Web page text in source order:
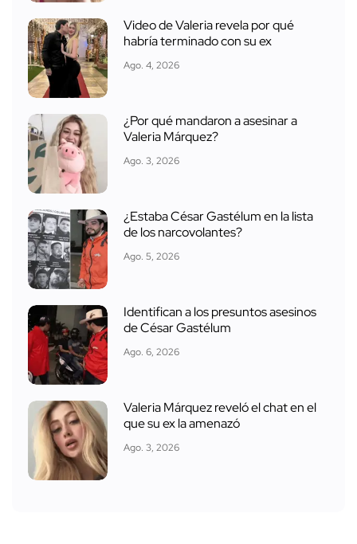
Video de Valeria revela por qué
habría terminado con su ex
Ago. 4, 2026
¿Por qué mandaron a asesinar a
Valeria Márquez?
Ago. 3, 2026
¿Estaba César Gastélum en la lista
de los narcovolantes?
Ago. 5, 2026
Identifican a los presuntos asesinos
de César Gastélum
Ago. 6, 2026
Valeria Márquez reveló el chat en el
que su ex la amenazó
Ago. 3, 2026